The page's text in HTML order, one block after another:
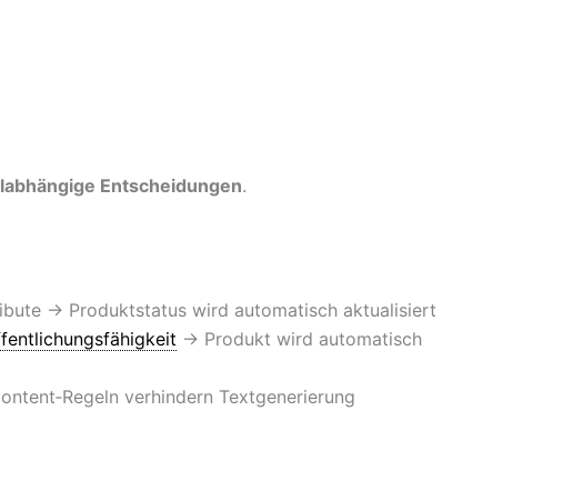
Entscheidungen.
→ Produktstatus wird automatisch aktualisiert
→ Produkt wird automatisch
verhindern Textgenerierung